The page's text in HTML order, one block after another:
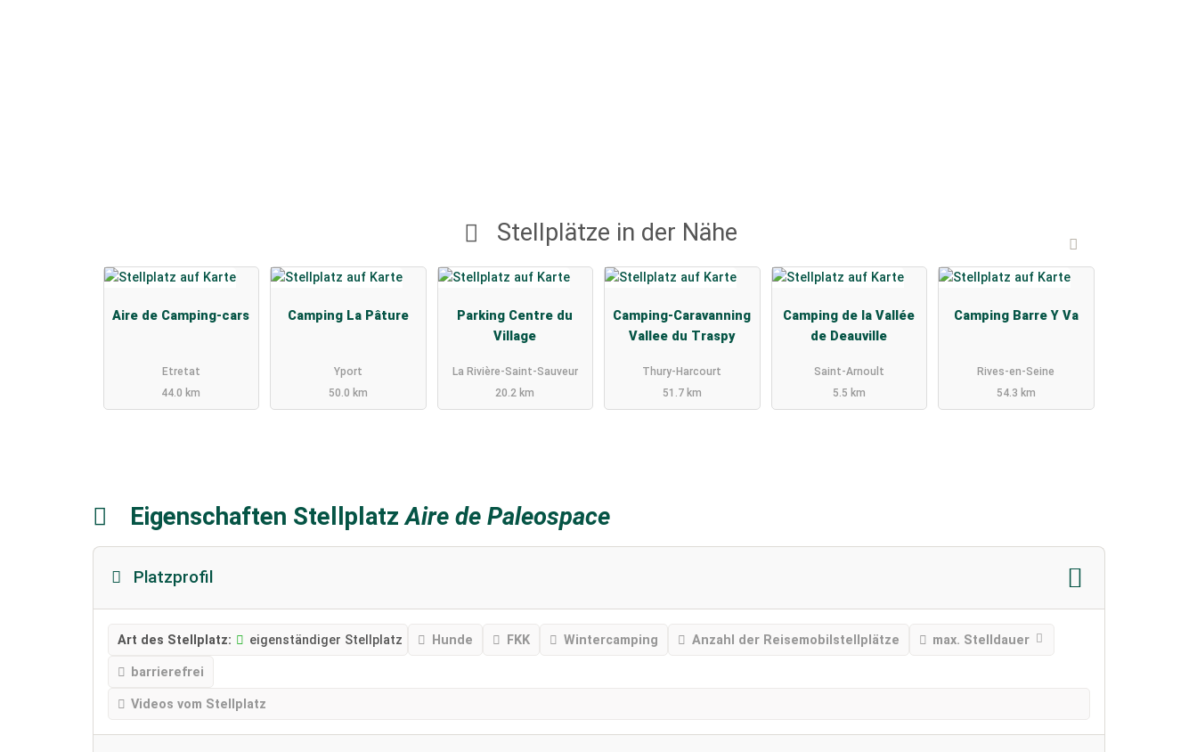
Stellplätze in der Nähe
Aire de Camping-cars
Etretat
44.0 km
Camping La Pâture
Yport
50.0 km
Parking Centre du
Village
La Rivière-Saint-Sauveur
20.2 km
Camping-Caravanning
Vallee du Traspy
Thury-Harcourt
51.7 km
Camping de la Vallée
de Deauville
Saint-Arnoult
5.5 km
Camping Barre Y Va
Rives-en-Seine
54.3 km
Eigenschaften StellplatzAire de Paleospace
Platzprofil
Art des Stellplatz: eigenständiger Stellplatz Hunde FKK Wintercamping Anzahl der Reisemobilstellplätze max. Stelldauer
barrierefrei
Videos vom Stellplatz